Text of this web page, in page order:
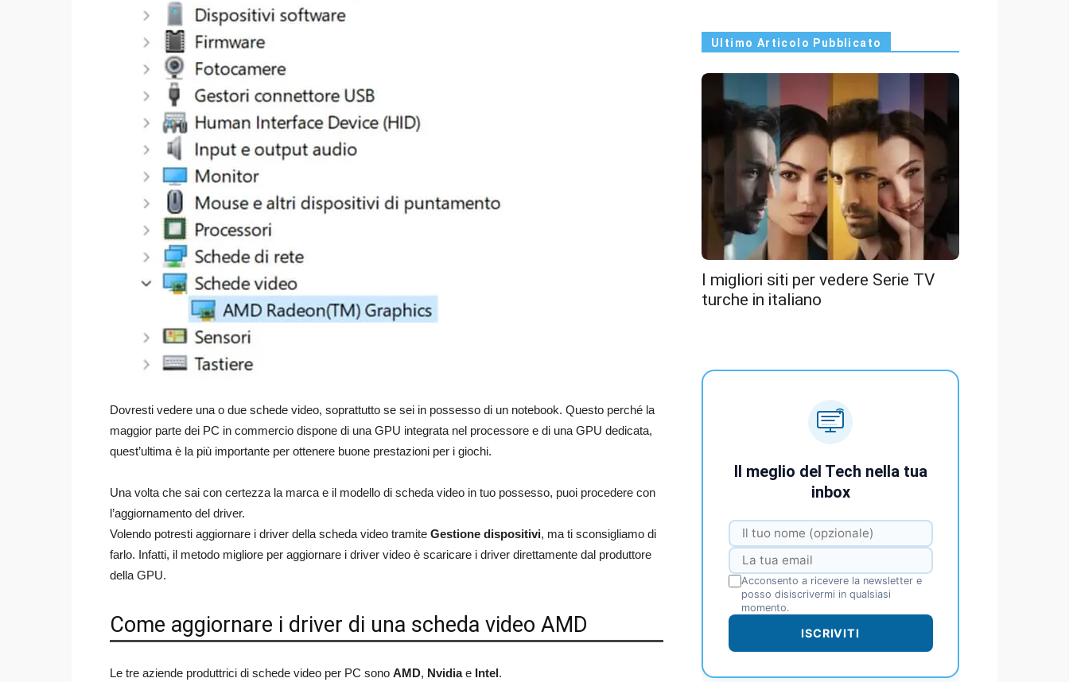
Dovresti vedere una o due schede video, soprattutto se sei in possesso di un notebook. Questo perché la
maggior parte dei PC in commercio dispone di una GPU integrata nel processore e di una GPU dedicata,
quest’ultima è la più importante per ottenere buone prestazioni per i giochi.
Una volta che sai con certezza la marca e il modello di scheda video in tuo possesso, puoi procedere con
l’aggiornamento del driver.
Volendo potresti aggiornare i driver della scheda video tramite Gestione dispositivi, ma ti sconsigliamo di
farlo. Infatti, il metodo migliore per aggiornare i driver video è scaricare i driver direttamente dal produttore
della GPU.
Come aggiornare i driver di una scheda video AMD
Le tre aziende produttrici di schede video per PC sono AMD, Nvidiae Intel.
Ultimo Articolo Pubblicato
I migliori siti per vedere Serie TV
turche in italiano
Il meglio del Tech nella tua
inbox
Acconsento a ricevere la newsletter e
posso disiscrivermi in qualsiasi
momento.
ISCRIVITI